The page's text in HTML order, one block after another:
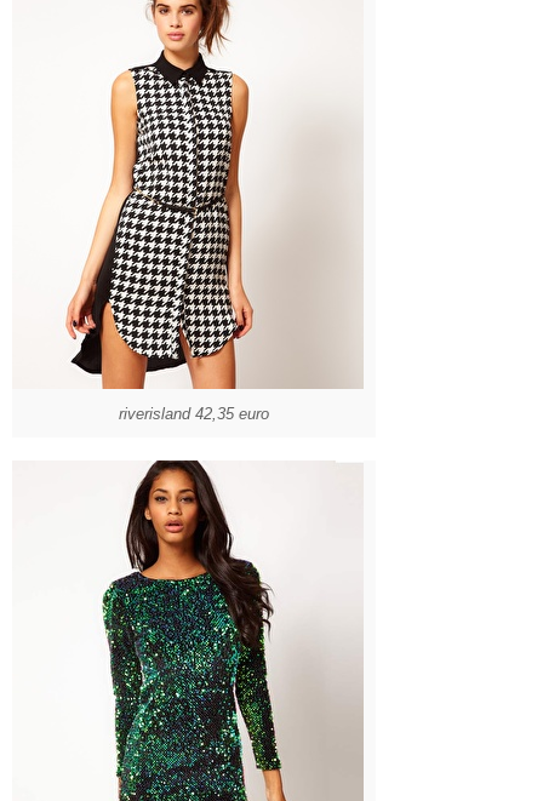
riverisland 42,35 euro